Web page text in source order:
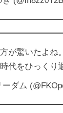
が驚いたよね。
代をひっくり
ダム